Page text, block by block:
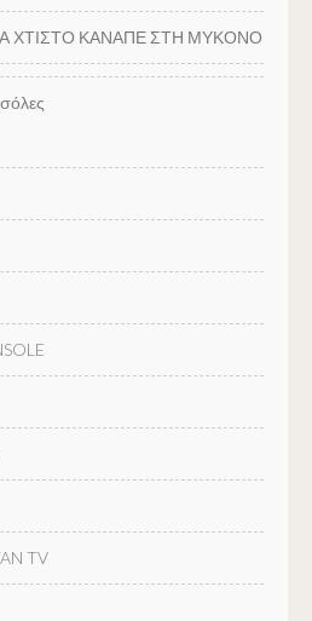
ΧΤΙΣΤΟ ΚΑΝΑΠΕ ΣΤΗ ΜΥΚΟΝΟ
TV